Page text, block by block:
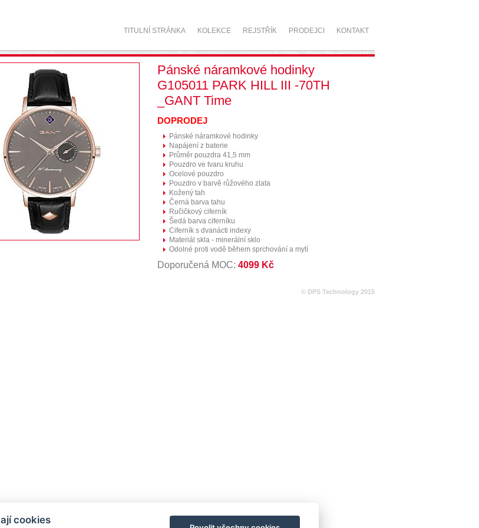
TITULNÍ STRÁNKA KOLEKCE REJSTŘÍK PRODEJCI KONTAKT
Pánské náramkové hodinky
G105011 PARK HILL III -70TH
_GANT Time
DOPRODEJ
Pánské náramkové hodinky
Napájení z baterie
Průměr pouzdra 41,5 mm
Pouzdro ve tvaru kruhu
Ocelové pouzdro
Pouzdro v barvě růžového zlata
Kožený tah
Černá barva tahu
Ručičkový ciferník
Šedá barva ciferníku
Ciferník s dvanácti indexy
Materiál skla - minerální sklo
Odolné proti vodě během sprchování a mytí
Doporučená MOC: 4099 Kč
© DPS Technology 2015
cookies